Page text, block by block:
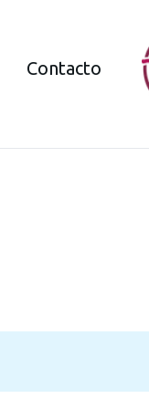
Contacto